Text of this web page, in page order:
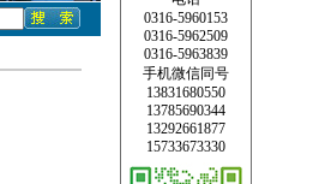
0316-5960153
0316-5962509
0316-5963839
手机微信同号
13831680550
13785690344
13292661877
15733673330